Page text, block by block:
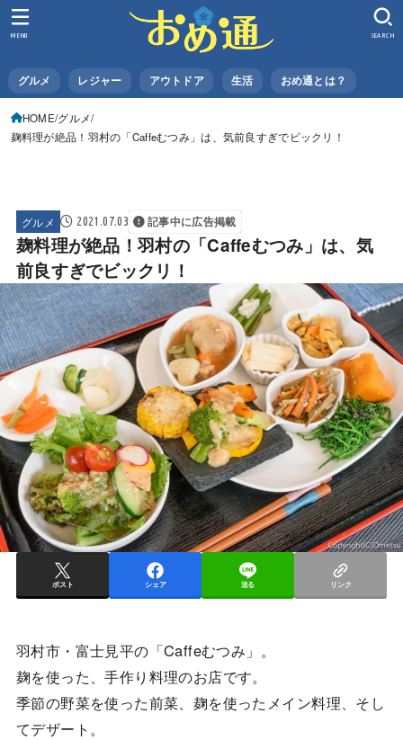
グルメ レジャー アウトドア 生活 おめ通とは？
SEARCH
MENU
HOME グルメ
麹料理が絶品！羽村の「Caffeむつみ」は、気前良すぎでビックリ！
グルメ 2021.07.03 記事中に広告掲載
麹料理が絶品！羽村の「Caffeむつみ」は、気
前良すぎでビックリ！
ポスト シェア 送る リンク
羽村市・富士見平の「Caffeむつみ」。
麹を使った、手作り料理のお店です。
季節の野菜を使った前菜、麹を使ったメイン料理、そし
てデザート。